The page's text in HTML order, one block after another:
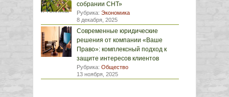
собрании СНТ»
Рубрика: Экономика
8 декабря, 2025
Современные юридические
решения от компании «Ваше
Право»: комплексный подход к
защите интересов клиентов
Рубрика: Общество
13 ноября, 2025